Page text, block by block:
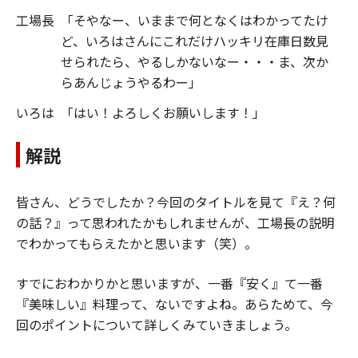
工場長
「そやなー、いままで何となくはわかってたけ
ど、いろはさんにこれだけハッキリ在庫日数見
せられたら、やるしかないなー・・・ま、次か
らあんじょうやるわー」
いろは
「はい！よろしくお願いします！」
解説
皆さん、どうでしたか？今回のタイトルを見て『え？何
の話？』って思われたかもしれませんが、工場長の説明
でわかってもらえたかと思います（笑）。
すでにおわかりかと思いますが、一番『安く』て一番
『美味しい』料理って、ないですよね。あらためて、今
回のポイントについて詳しくみていきましょう。